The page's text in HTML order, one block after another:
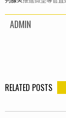
ADMIN
RELATED POSTS